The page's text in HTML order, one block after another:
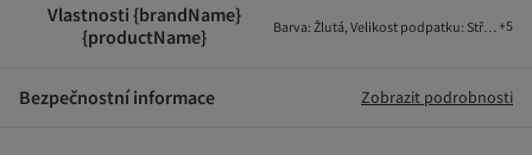
Vlastnosti {brandName}
{productName}
Barva: Žlutá,Velikost podpatku: Střední
+5
Bezpečnostní informace Zobrazit podrobnosti